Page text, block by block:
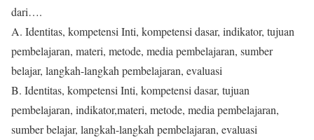
dari….
A. Identitas, kompetensi Inti, kompetensi dasar, indikator, tujuan
pembelajaran, materi, metode, media pembelajaran, sumber
belajar, langkah-langkah pembelajaran, evaluasi
B. Identitas, kompetensi Inti, kompetensi dasar, tujuan
pembelajaran, indikator,materi, metode, media pembelajaran,
sumber belajar, langkah-langkah pembelajaran, evaluasi